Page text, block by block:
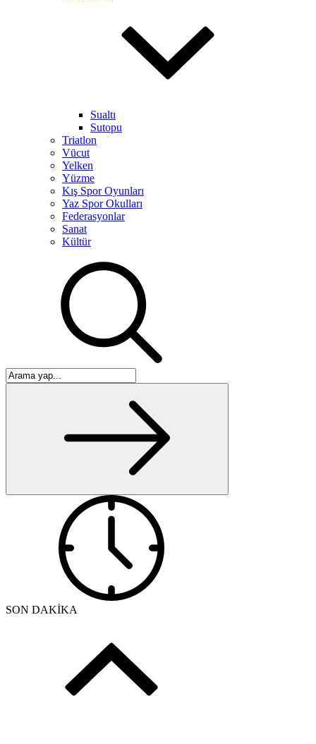
Sualtı
Sutopu
Triatlon
Vücut
Yelken
Yüzme
Kış Spor Oyunları
Yaz Spor Okulları
Federasyonlar
Sanat
Kültür
SON DAKİKA